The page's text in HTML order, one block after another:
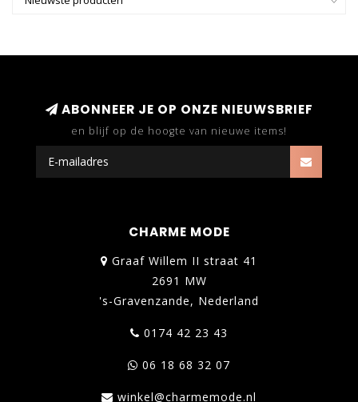
ABONNEER JE OP ONZE NIEUWSBRIEF
en blijf op de hoogte van nieuwe items!
CHARME MODE
Graaf Willem II straat 41
2691 MW
's-Gravenzande, Nederland
0174 42 23 43
06 18 68 32 07
winkel@charmemode.nl